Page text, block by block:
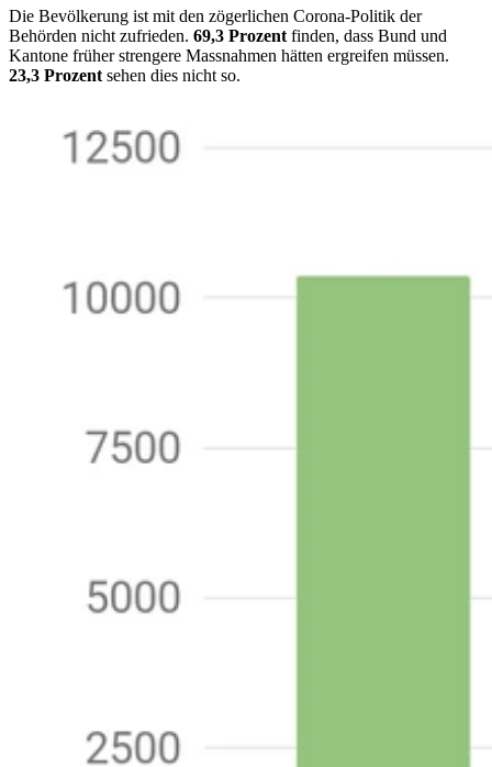
Die Bevölkerung ist mit den zögerlichen Corona-Politik der
Behörden nicht zufrieden. 69,3 Prozent finden, dass Bund und
Kantone früher strengere Massnahmen hätten ergreifen müssen.
23,3 Prozent sehen dies nicht so.